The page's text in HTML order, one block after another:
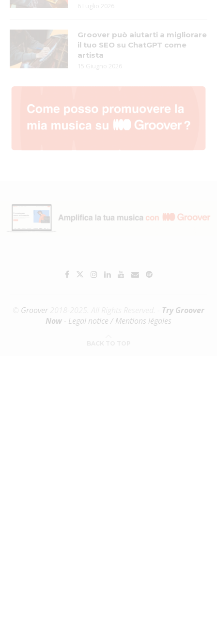
6 Luglio 2026
Groover può aiutarti a migliorare
il tuo SEO su ChatGPT come
artista
15 Giugno 2026
Groover2018-2025. All Rights Reserved. - Try Groover
Now
Legal notice / Mentions légales